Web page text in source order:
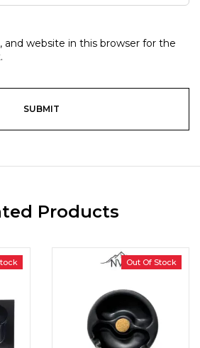
and website in this browser for the
Products
Out Of Stock